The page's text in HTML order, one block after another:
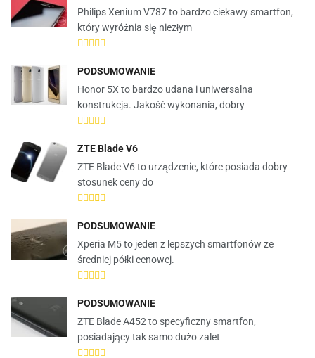
Philips Xenium V787 to bardzo ciekawy smartfon,
który wyróżnia się niezłym
PODSUMOWANIE
Honor 5X to bardzo udana i uniwersalna
konstrukcja. Jakość wykonania, dobry
ZTE Blade V6
ZTE Blade V6 to urządzenie, które posiada dobry
stosunek ceny do
PODSUMOWANIE
Xperia M5 to jeden z lepszych smartfonów ze
średniej półki cenowej.
PODSUMOWANIE
ZTE Blade A452 to specyficzny smartfon,
posiadający tak samo dużo zalet